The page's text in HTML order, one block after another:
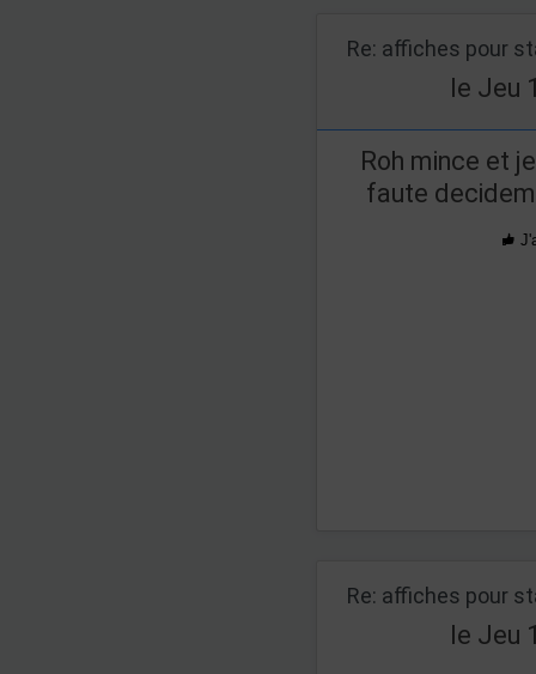
Re: affiches pour
le Jeu
Roh mince et
faute
Re: affiches pour
le Jeu